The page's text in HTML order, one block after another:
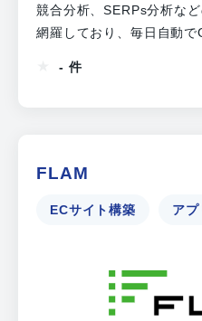
競合分析、SERPs分析な
網羅しており、毎日自動で
- 件
FLAM
ECサイト構築 アプ